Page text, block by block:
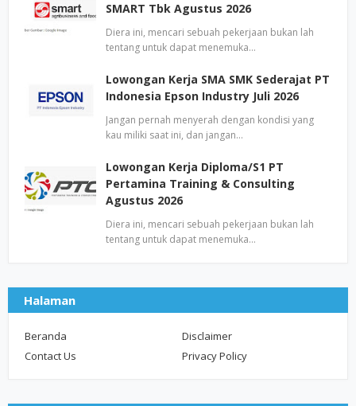
SMART Tbk Agustus 2026
Diera ini, mencari sebuah pekerjaan bukan lah
tentang untuk dapat menemuka…
Lowongan Kerja SMA SMK Sederajat PT
Indonesia Epson Industry Juli 2026
Jangan pernah menyerah dengan kondisi yang
kau miliki saat ini, dan jangan…
Lowongan Kerja Diploma/S1 PT
Pertamina Training & Consulting
Agustus 2026
Diera ini, mencari sebuah pekerjaan bukan lah
tentang untuk dapat menemuka…
Halaman
Beranda
Disclaimer
Contact Us
Privacy Policy